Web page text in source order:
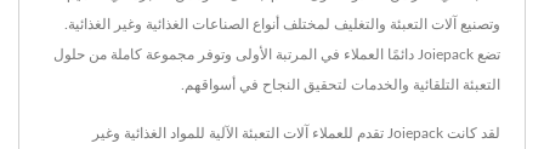
وتصنيع آلات التعبئة والتغليف لمختلف أنواع الصناعات الغذائية وغير الغذائية.
تضع Joiepack دائمًا العملاء في المرتبة الأولى وتوفر مجموعة كاملة من حلول
التعبئة التلقائية والخدمات لتحقيق النجاح في أسواقهم.
لقد كانت Joiepack تقدم للعملاء آلات التعبئة الآلية للمواد الغذائية وغير